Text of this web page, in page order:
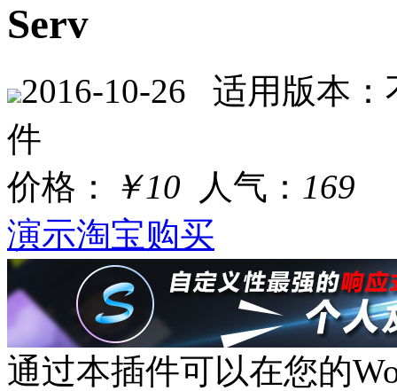
Serv
2016-10-26
适用版本：
件
价格：
￥10 人气： 169
演示淘宝购买
通过本插件可以在您的